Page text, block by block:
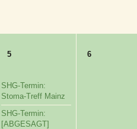
5
SHG-Termin:
Stoma-Treff Mainz
SHG-Termin:
[ABGESAGT]
6